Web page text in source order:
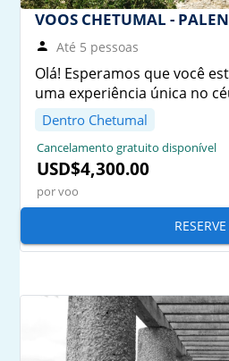
VOOS CHETUMAL -
Até 5 pessoas
Olá! Esperamos que você
uma experiência única no
Dentro Chetumal
Cancelamento gratuito disponível
USD$4,300.00
por voo
RESERVE